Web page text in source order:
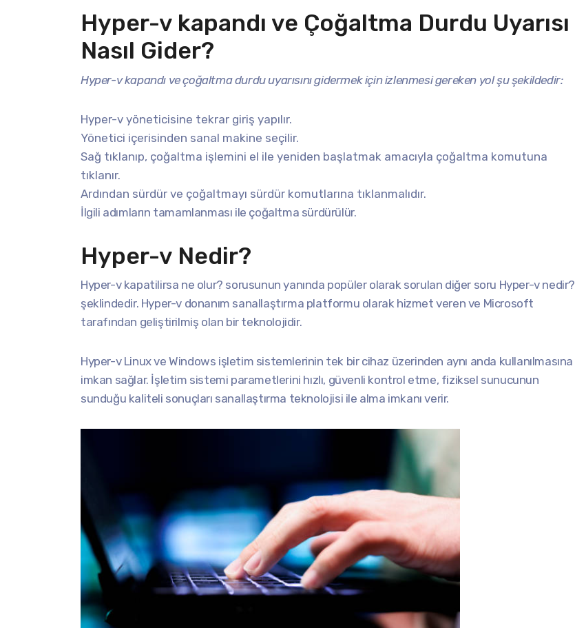
Hyper-v kapandı ve Çoğaltma Durdu Uyarısı
Nasıl Gider?
Hyper-v kapandı ve çoğaltma durdu uyarısını gidermek için izlenmesi gereken yol şu şekildedir:
Hyper-v yöneticisine tekrar giriş yapılır.
Yönetici içerisinden sanal makine seçilir.
Sağ tıklanıp, çoğaltma işlemini el ile yeniden başlatmak amacıyla çoğaltma komutuna
tıklanır.
Ardından sürdür ve çoğaltmayı sürdür komutlarına tıklanmalıdır.
İlgili adımların tamamlanması ile çoğaltma sürdürülür.
Hyper-v Nedir?
Hyper-v kapatilirsa ne olur? sorusunun yanında popüler olarak sorulan diğer soru Hyper-v nedir?
şeklindedir. Hyper-v donanım sanallaştırma platformu olarak hizmet veren ve Microsoft
tarafından geliştirilmiş olan bir teknolojidir.
Hyper-v Linux ve Windows işletim sistemlerinin tek bir cihaz üzerinden aynı anda kullanılmasına
imkan sağlar. İşletim sistemi parametlerini hızlı, güvenli kontrol etme, fiziksel sunucunun
sunduğu kaliteli sonuçları sanallaştırma teknolojisi ile alma imkanı verir.